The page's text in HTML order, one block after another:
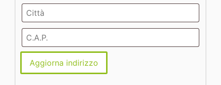
Aggiorna indirizzo